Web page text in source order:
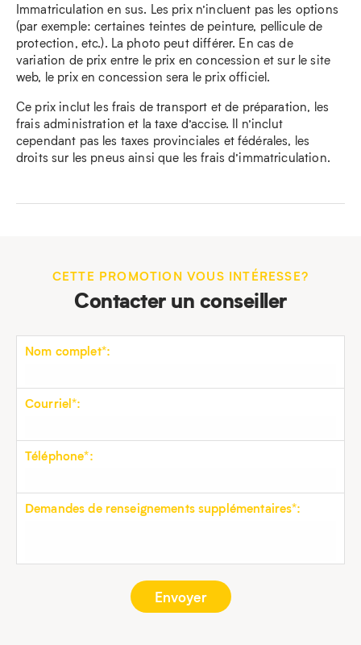
Immatriculation en sus. Les prix n’incluent pas les options
(par exemple: certaines teintes de peinture, pellicule de
protection, etc.). La photo peut différer. En cas de
variation de prix entre le prix en concession et sur le site
web, le prix en concession sera le prix officiel.
Ce prix inclut les frais de transport et de préparation, les
frais administration et la taxe d’accise. Il n’inclut
cependant pas les taxes provinciales et fédérales, les
droits sur les pneus ainsi que les frais d’immatriculation.
CETTE PROMOTION VOUS INTÉRESSE?
Contacter un conseiller
Nom complet*:
Courriel*:
Téléphone*:
Demandes de renseignements supplémentaires*: